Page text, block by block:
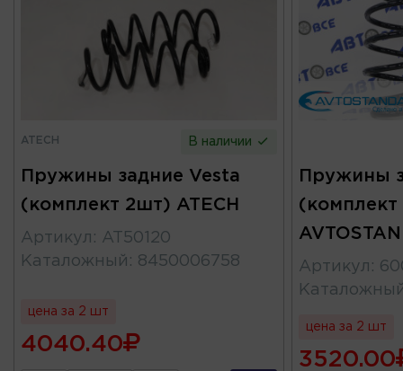
ATECH В наличии
Пружины задние Vesta
(комплект 2шт) ATECH
Артикул : AT50120
Каталожный : 8450006758
цена за 2 шт
4040.40
Пружины
Артикул :
цена за 2 шт
3520.00